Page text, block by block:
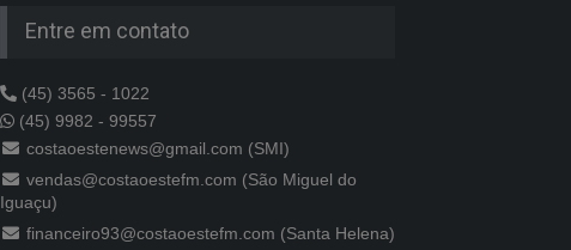
Entre em contato
(45) 3565 - 1022
(45) 9982 - 99557
costaoestenews@gmail.com (SMI)
vendas@costaoestefm.com (São Miguel do
Iguaçu)
financeiro93@costaoestefm.com (Santa Helena)